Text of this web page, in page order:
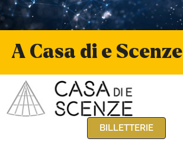
A Casa di e Scenze
BILLETTERIE